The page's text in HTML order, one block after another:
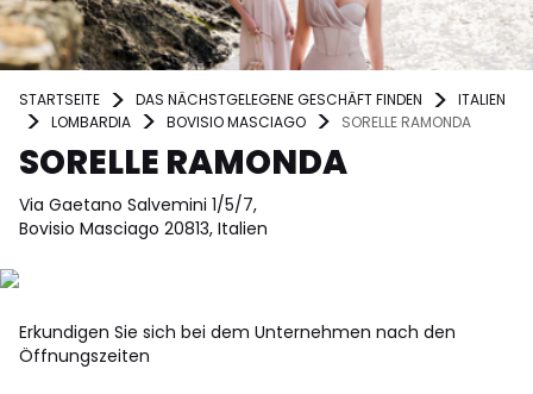
STARTSEITE DAS NÄCHSTGELEGENE GESCHÄFT FINDEN
ITALIEN
LOMBARDIA
BOVISIO MASCIAGO SORELLE RAMONDA
SORELLE RAMONDA
Via Gaetano Salvemini 1/5/7,
Bovisio Masciago 20813, Italien
Erkundigen Sie sich bei dem Unternehmen nach den
Öffnungszeiten